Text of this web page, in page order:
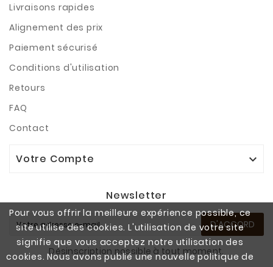
Pour vous offrir la meilleure expérience possible, ce
site utilise des cookies. L'utilisation de votre site
signifie que vous acceptez notre utilisation des
cookies. Nous avons publié une nouvelle politique de
Livraisons rapides
Alignement des prix
Paiement sécurisé
Conditions d'utilisation
Retours
FAQ
Contact
Votre Compte 
Newsletter
D'ACCORD
Désinscription possible à tout moment.